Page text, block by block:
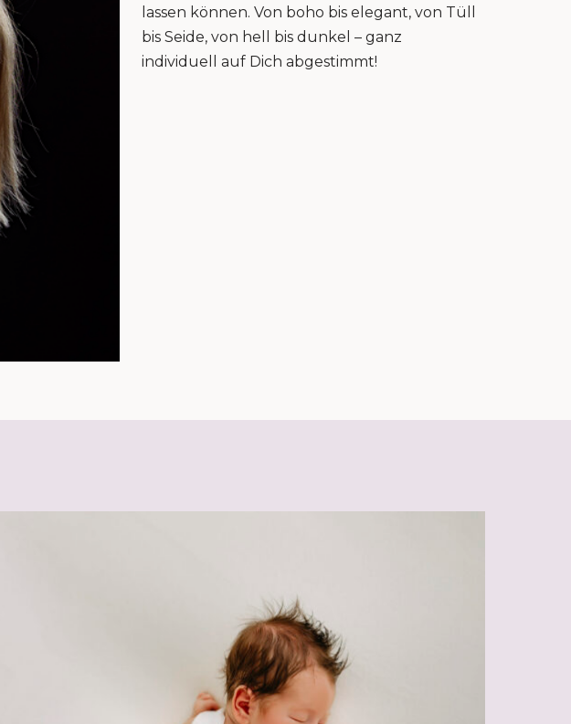
lassen können. Von boho bis elegant, von Tüll
bis Seide, von hell bis dunkel – ganz
individuell auf Dich abgestimmt!